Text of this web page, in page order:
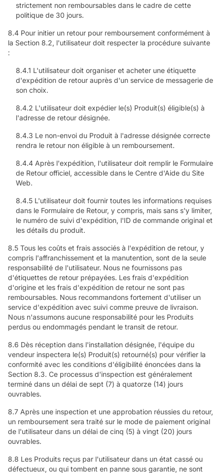
strictement non remboursables dans le cadre de cette
politique de 30 jours.
8.4 Pour initier un retour pour remboursement conformément à
la Section 8.2, l'utilisateur doit respecter la procédure suivante
:
8.4.1 L'utilisateur doit organiser et acheter une étiquette
d'expédition de retour auprès d'un service de messagerie de
son choix.
8.4.2 L'utilisateur doit expédier le(s) Produit(s) éligible(s) à
l'adresse de retour désignée.
8.4.3 Le non-envoi du Produit à l'adresse désignée correcte
rendra le retour non éligible à un remboursement.
8.4.4 Après l'expédition, l'utilisateur doit remplir le Formulaire
de Retour officiel, accessible dans le Centre d'Aide du Site
Web.
8.4.5 L'utilisateur doit fournir toutes les informations requises
dans le Formulaire de Retour, y compris, mais sans s'y limiter,
le numéro de suivi d'expédition, l'ID de commande original et
les détails du produit.
8.5 Tous les coûts et frais associés à l'expédition de retour, y
compris l'affranchissement et la manutention, sont de la seule
responsabilité de l'utilisateur. Nous ne fournissons pas
d'étiquettes de retour prépayées. Les frais d'expédition
d'origine et les frais d'expédition de retour ne sont pas
remboursables. Nous recommandons fortement d'utiliser un
service d'expédition avec suivi comme preuve de livraison.
Nous n'assumons aucune responsabilité pour les Produits
perdus ou endommagés pendant le transit de retour.
8.6 Dès réception dans l'installation désignée, l'équipe du
vendeur inspectera le(s) Produit(s) retourné(s) pour vérifier la
conformité avec les conditions d'éligibilité énoncées dans la
Section 8.3. Ce processus d'inspection est généralement
terminé dans un délai de sept (7) à quatorze (14) jours
ouvrables.
8.7 Après une inspection et une approbation réussies du retour,
un remboursement sera traité sur le mode de paiement original
de l'utilisateur dans un délai de cinq (5) à vingt (20) jours
ouvrables.
8.8 Les Produits reçus par l'utilisateur dans un état cassé ou
défectueux, ou qui tombent en panne sous garantie, ne sont